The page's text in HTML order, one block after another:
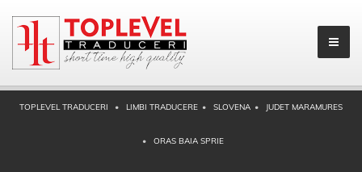
TOPLEVEL TRADUCERI LIMBI TRADUCERE SLOVENA JUDET MARAMURES
ORAS BAIA SPRIE